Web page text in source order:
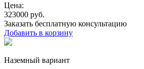
Цена:
323000 руб.
Заказать бесплатную консультацию
Добавить в корзину
Наземный вариант